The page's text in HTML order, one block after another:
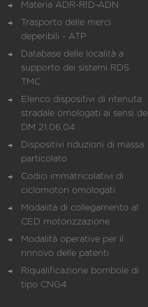
Materia ADR-RID-ADN
Trasporto delle merci
deperibili - ATP
Database delle località a
supporto dei sistemi RDS
TMC
Elenco dispositivi di ritenuta
stradale omologati ai sensi del
DM 21.06.04
Dispositivi riduzioni di massa
particolato
Codici immatricolativi di
ciclomotori omologati
Modalità di collegamento al
CED motorizzazione
Modalità operative per il
rinnovo delle patenti
Riqualificazione bombole di
tipo CNG4